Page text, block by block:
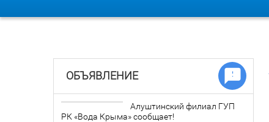
ОБЪЯВЛЕНИЕ
Алуштинский филиал ГУП
РК «Вода Крыма» сообщает!